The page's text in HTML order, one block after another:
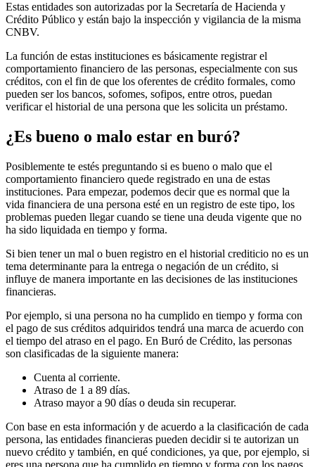
Estas entidades son autorizadas por la Secretaría de Hacienda y
Crédito Público y están bajo la inspección y vigilancia de la misma
CNBV.
La función de estas instituciones es básicamente registrar el
comportamiento financiero de las personas, especialmente con sus
créditos, con el fin de que los oferentes de crédito formales, como
pueden ser los bancos, sofomes, sofipos, entre otros, puedan
verificar el historial de una persona que les solicita un préstamo.
¿Es bueno o malo estar en buró?
Posiblemente te estés preguntando si es bueno o malo que el
comportamiento financiero quede registrado en una de estas
instituciones. Para empezar, podemos decir que es normal que la
vida financiera de una persona esté en un registro de este tipo, los
problemas pueden llegar cuando se tiene una deuda vigente que no
ha sido liquidada en tiempo y forma.
Si bien tener un mal o buen registro en el historial crediticio no es un
tema determinante para la entrega o negación de un crédito, si
influye de manera importante en las decisiones de las instituciones
financieras.
Por ejemplo, si una persona no ha cumplido en tiempo y forma con
el pago de sus créditos adquiridos tendrá una marca de acuerdo con
el tiempo del atraso en el pago. En Buró de Crédito, las personas
son clasificadas de la siguiente manera:
Cuenta al corriente.
Atraso de 1 a 89 días.
Atraso mayor a 90 días o deuda sin recuperar.
Con base en esta información y de acuerdo a la clasificación de cada
persona, las entidades financieras pueden decidir si te autorizan un
nuevo crédito y también, en qué condiciones, ya que, por ejemplo, si
eres una persona que ha cumplido en tiempo y forma con los pagos